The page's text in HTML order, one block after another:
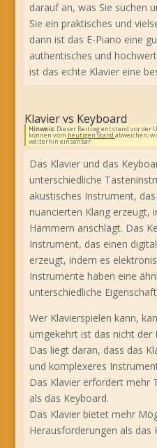
darauf an, was Sie suchen
Sie ein praktisches und
dann ist das E-Piano eine
authentisches und
ist das echte Klavier eine
Klavier vs Keyboard
Hinweis:Dieser Beitrag entstand vor der
können vom heutigen Stand abweichen;
weiterhin einsehbar.
Das Klavier und das
unterschiedliche
akustisches Instrument,
nuancierten Klang erzeugt,
Hämmern anschlägt. Das
Instrument, das einen
erzeugt, indem es
Instrumente haben eine
unterschiedliche
Wer Klavierspielen kann,
umgekehrt ist das nicht
Das liegt daran, dass das
und komplexeres
Das Klavier erfordert mehr
als das Keyboard.
Das Klavier bietet mehr
Herausforderungen als das